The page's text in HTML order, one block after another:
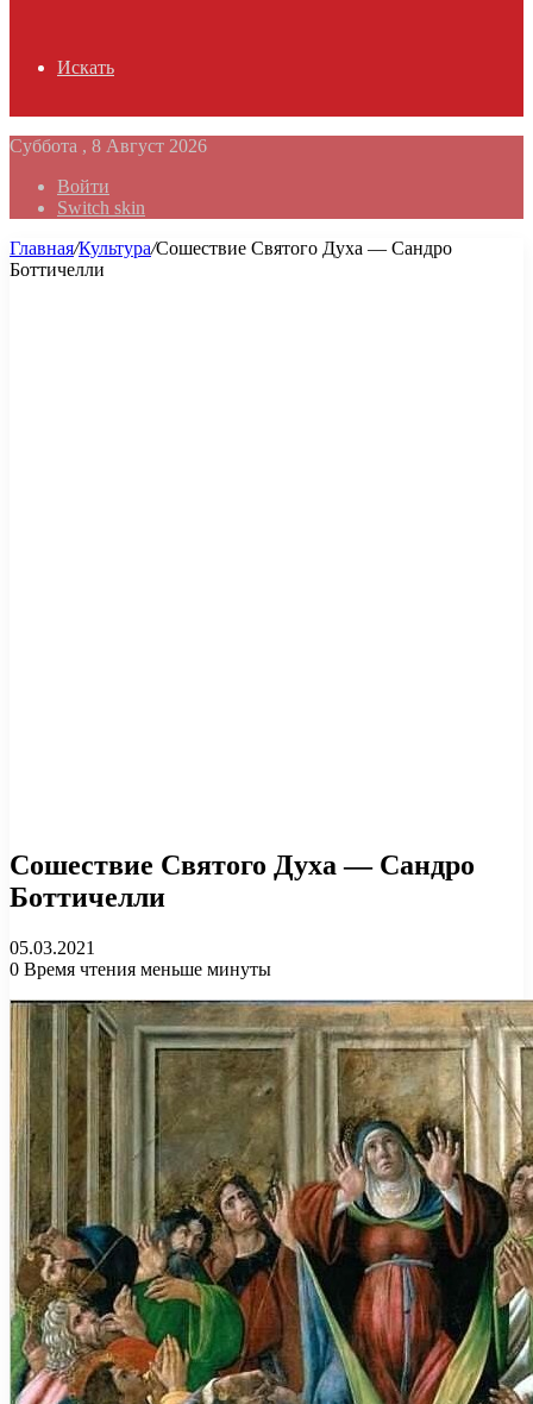
Искать
Суббота , 8 Август 2026
Войти
Switch skin
Главная/Культура/Сошествие Святого Духа — Сандро
Боттичелли
Сошествие Святого Духа — Сандро
Боттичелли
05.03.2021
0 Время чтения меньше минуты